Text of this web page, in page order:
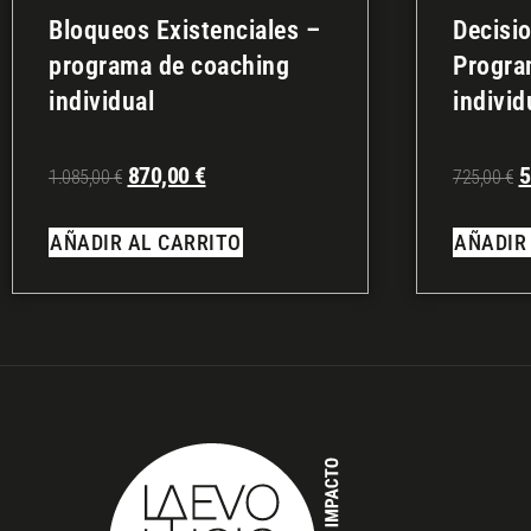
Bloqueos Existenciales –
programa de coaching
individual
1.085,00€ 870,00 €
AÑADIR AL CARRITO
725,00€